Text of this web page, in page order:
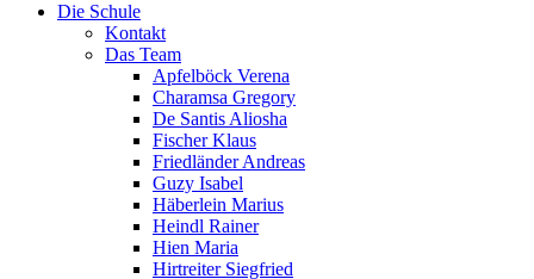
Die Schule
Kontakt
Das Team
Apfelböck Verena
Charamsa Gregory
De Santis Aliosha
Fischer Klaus
Friedländer Andreas
Guzy Isabel
Häberlein Marius
Heindl Rainer
Hien Maria
Hirtreiter Siegfried